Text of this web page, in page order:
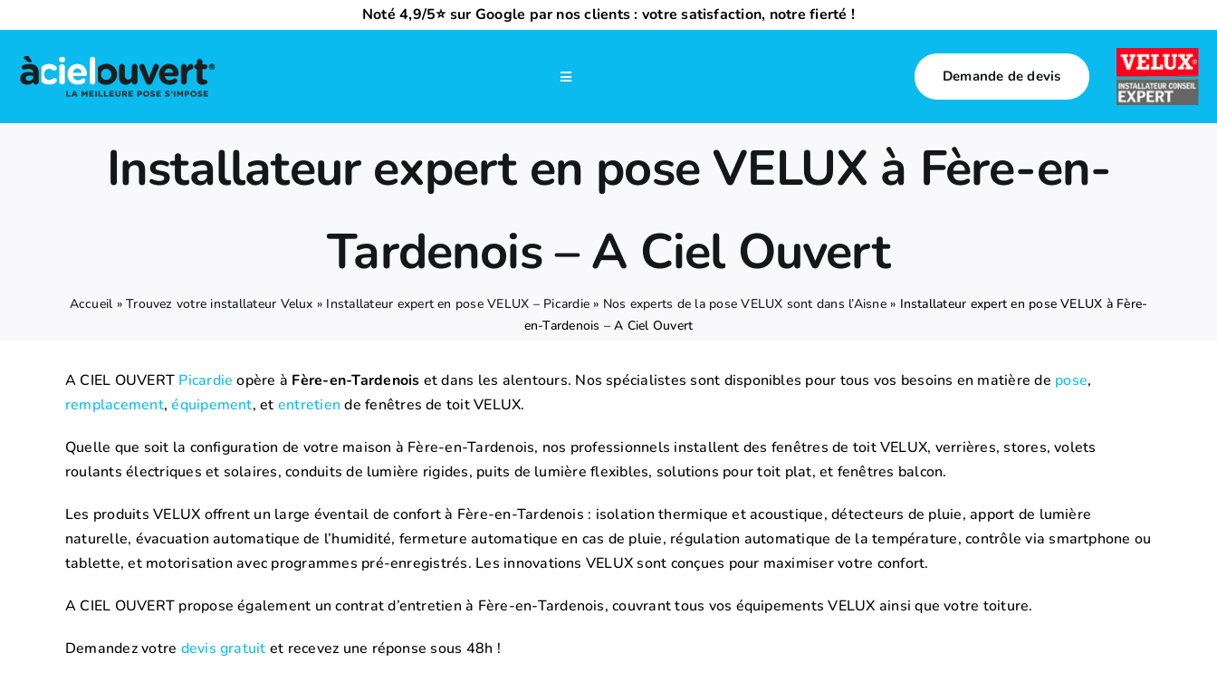
au
contenu
Noté 4,9/5⭐ sur Google par nos clients : votre satisfaction, notre fierté !
Navigation
Nos activités
Qui sommes-nous ?
Nous rejoindre
Demande de devis
Installateur expert en pose VELUX à Fère-en-
Tardenois – A Ciel Ouvert
Accueil »Trouvez votre installateur Velux » Installateur expert en pose VELUX – Picardie » Nos experts de la pose VELUX sont dans l’Aisne» Installateur expert en pose VELUX à Fère-
en-Tardenois – A Ciel Ouvert
A CIEL OUVERT Picardie opère à Fère-en-Tardenois et dans les alentours. Nos spécialistes sont disponibles pour tous vos besoins en matière de pose,
remplacement,équipement, et entretien de fenêtres de toit VELUX.
Quelle que soit la configuration de votre maison à Fère-en-Tardenois, nos professionnels installent des fenêtres de toit VELUX, verrières, stores, volets
roulants électriques et solaires, conduits de lumière rigides, puits de lumière flexibles, solutions pour toit plat, et fenêtres balcon.
Les produits VELUX offrent un large éventail de confort à Fère-en-Tardenois : isolation thermique et acoustique, détecteurs de pluie, apport de lumière
naturelle, évacuation automatique de l’humidité, fermeture automatique en cas de pluie, régulation automatique de la température, contrôle via smartphone ou
tablette, et motorisation avec programmes pré-enregistrés. Les innovations VELUX sont conçues pour maximiser votre confort.
A CIEL OUVERT propose également un contrat d’entretien à Fère-en-Tardenois, couvrant tous vos équipements VELUX ainsi que votre toiture.
Demandez votre devis gratuit et recevez une réponse sous 48h !